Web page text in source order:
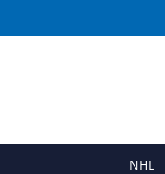
NHL